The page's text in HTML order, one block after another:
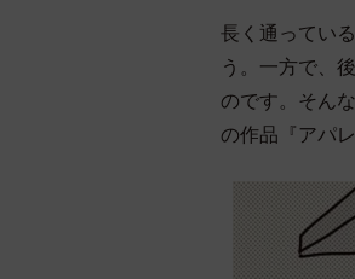
長く通ってい
う。一方で、
のです。そん
の作品『アパ